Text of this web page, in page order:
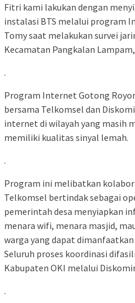
Fitri kami lakukan dengan
instalasi BTS melalui program
Tomy saat melakukan survei
Kecamatan Pangkalan
.
Program Internet Gotong
bersama Telkomsel dan
internet di wilayah yang masih
memiliki kualitas sinyal lemah.
.
Program ini melibatkan
Telkomsel bertindak sebagai
pemerintah desa menyiapkan
menara wifi, menara masjid,
warga yang dapat
Seluruh proses koordinasi
Kabupaten OKI melalui
.